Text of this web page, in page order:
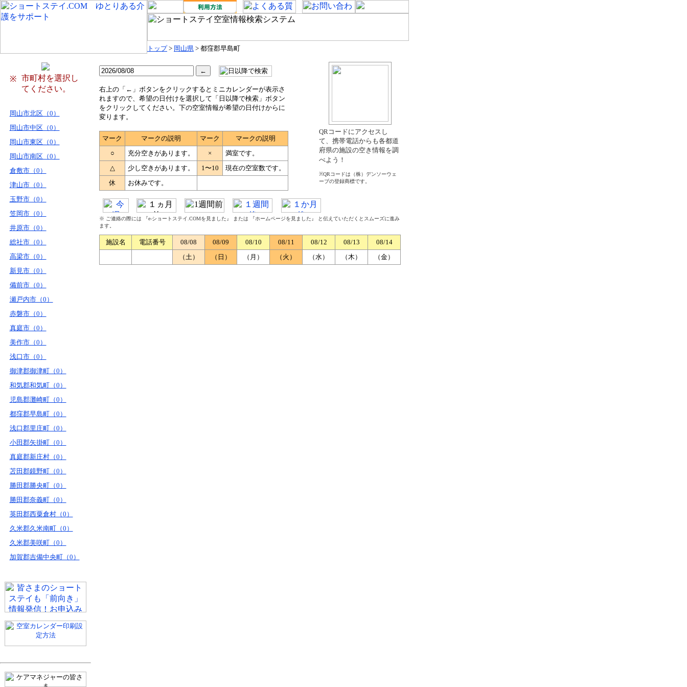
トップ> 岡山県 > 都窪郡早島町
※
市町村を選択し
てください。
岡山市北区（0）
岡山市中区（0）
岡山市東区（0）
岡山市南区（0）
倉敷市（0）
津山市（0）
玉野市（0）
笠岡市（0）
井原市（0）
総社市（0）
高梁市（0）
新見市（0）
備前市（0）
瀬戸内市（0）
赤磐市（0）
真庭市（0）
美作市（0）
浅口市（0）
御津郡御津町（0）
和気郡和気町（0）
児島郡灘崎町（0）
都窪郡早島町（0）
浅口郡里庄町（0）
小田郡矢掛町（0）
真庭郡新庄村（0）
苫田郡鏡野町（0）
勝田郡勝央町（0）
勝田郡奈義町（0）
英田郡西粟倉村（0）
久米郡久米南町（0）
久米郡美咲町（0）
加賀郡吉備中央町（0）
右上の「←」ボタンをクリックするとミニカレンダーが表示さ
れますので、希望の日付けを選択して「日以降で検索」ボタン
をクリックしてください。下の空室情報が希望の日付けからに
変ります。
マーク マークの説明 マーク
マークの説明
○
充分空きがあります。 ×
満室です。
△
少し空きがあります。 1〜10
現在の空室数です。
休
お休みです。
QRコードにアクセスし
て、携帯電話からも各都道
府県の施設の空き情報を調
べよう！
※QRコードは（株）デンソーウェ
ーブの登録商標です。
※ ご連絡の際には 『e-ショートステイ.COMを見ました』 または 『ホームページを見ました』 と伝えていただくとスムーズに進み
ます。
施設名 電話番号 08/08 08/09 08/10 08/11 08/12 08/13
08/14
（土）
（日） （月） （火） （水） （木） （金）